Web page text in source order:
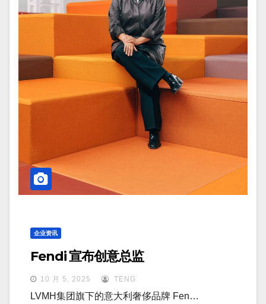
企业资讯
Fendi 宣布创意总监
10 月 5, 2025 TENG
LVMH集团旗下的意大利奢侈品牌 Fen…